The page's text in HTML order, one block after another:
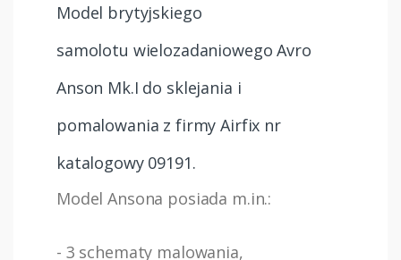
Model brytyjskiego
samolotu wielozadaniowego Avro
Anson Mk.I do sklejania i
pomalowania z firmy Airfix nr
katalogowy 09191.
Model Ansona posiada m.in.:
- 3 schematy malowania,